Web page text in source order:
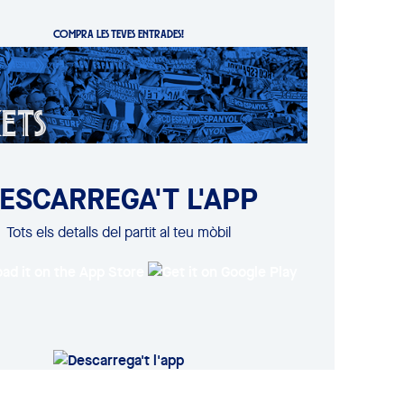
COMPRA LES TEVES ENTRADES!
L'APP
Tots els detalls del partit al teu mòbil